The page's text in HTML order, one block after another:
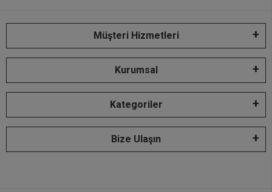
Müşteri Hizmetleri
Kurumsal
Kategoriler
Bize Ulaşın